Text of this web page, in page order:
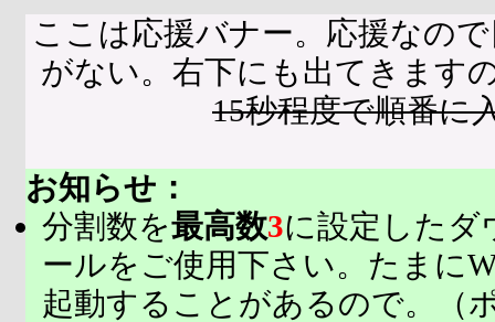
ここは応援バナー。応援なの
がない。右下にも出てきます
15秒程度で順番に
お知らせ：
分割数を最高数3に設定したダ
ールをご使用下さい。たまに
起動することがあるので。（